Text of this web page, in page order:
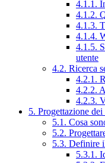
4.1.1.
4.1.2.
4.1.3.
4.1.4.
4.1.5.
utente
4.2. Ricerca
4.2.1.
4.2.2.
4.2.3.
5. Progettazione dei
5.1. Cosa
5.2.
5.3. Definire
5.3.1.